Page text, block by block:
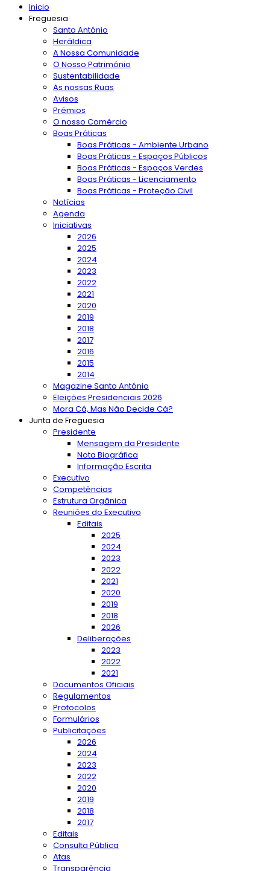
Inicio
Freguesia
Santo António
Heráldica
A Nossa Comunidade
O Nosso Património
Sustentabilidade
As nossas Ruas
Avisos
Prémios
O nosso Comércio
Boas Práticas
Boas Práticas - Ambiente Urbano
Boas Práticas - Espaços Públicos
Boas Práticas - Espaços Verdes
Boas Práticas - Licenciamento
Boas Práticas - Proteção Civil
Notícias
Agenda
Iniciativas
2026
2025
2024
2023
2022
2021
2020
2019
2018
2017
2016
2015
2014
Magazine Santo António
Eleições Presidenciais 2026
Mora Cá, Mas Não Decide Cá?
Junta de Freguesia
Presidente
Mensagem da Presidente
Nota Biográfica
Informação Escrita
Executivo
Competências
Estrutura Orgânica
Reuniões do Executivo
Editais
2025
2024
2023
2022
2021
2020
2019
2018
2026
Deliberações
2023
2022
2021
Documentos Oficiais
Regulamentos
Protocolos
Formulários
Publicitações
2026
2024
2023
2022
2020
2019
2018
2017
Editais
Consulta Pública
Atas
Transparência